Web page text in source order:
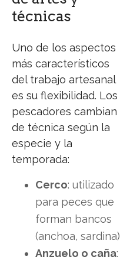
técnicas
Uno de los aspectos
más característicos
del trabajo artesanal
es su flexibilidad. Los
pescadores cambian
de técnica según la
especie y la
temporada:
Cerco: utilizado
para peces que
forman bancos
(anchoa, sardina)
Anzuelo o caña: